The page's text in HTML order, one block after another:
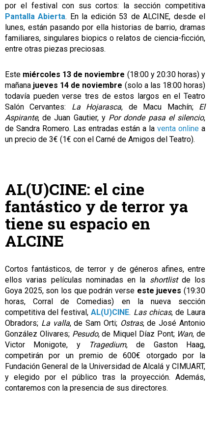
por el festival con sus cortos: la sección competitiva
Pantalla Abierta. En la edición 53 de ALCINE, desde el
lunes, están pasando por ella historias de barrio, dramas
familiares, singulares biopics o relatos de ciencia-ficción,
entre otras piezas preciosas.
Este miércoles 13 de noviembre (18:00 y 20:30 horas) y
mañana jueves 14 de noviembre (solo a las 18:00 horas)
todavía pueden verse tres de estos largos en el Teatro
Salón Cervantes: La Hojarasca, de Macu Machín; El
Aspirante, de Juan Gautier, y Por donde pasa el silencio,
de Sandra Romero. Las entradas están a la venta online a
un precio de 3€ (1€ con el Carné de Amigos del Teatro).
AL(U)CINE: el cine
fantástico y de terror ya
tiene su espacio en
ALCINE
Cortos fantásticos, de terror y de géneros afines, entre
ellos varias películas nominadas en la shortlist de los
Goya 2025, son los que podrán verse este jueves (19:30
horas, Corral de Comedias) en la nueva sección
competitiva del festival, AL(U)CINE. Las chicas, de Laura
Obradors; La valla, de Sam Orti; Ostras, de José Antonio
González Olivares; Pesudo, de Miquel Díaz Pont; Wan, de
Victor Monigote, y
Tragedium, de Gaston Haag,
competirán por un premio de 600€ otorgado por la
Fundación General de la Universidad de Alcalá y CIMUART,
y elegido por el público tras la proyección. Además,
contaremos con la presencia de sus directores.